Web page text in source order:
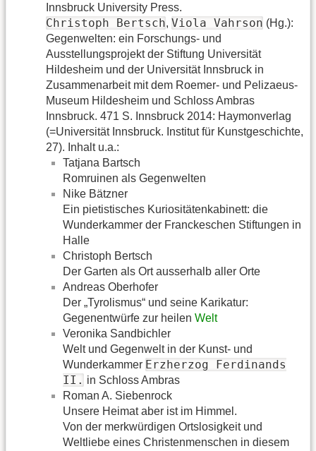
Innsbruck University Press.
Christoph Bertsch, Viola Vahrson (Hg.):
Gegenwelten: ein Forschungs- und
Ausstellungsprojekt der Stiftung Universität
Hildesheim und der Universität Innsbruck in
Zusammenarbeit mit dem Roemer- und Pelizaeus-
Museum Hildesheim und Schloss Ambras
Innsbruck. 471 S. Innsbruck 2014: Haymonverlag
(=Universität Innsbruck. Institut für Kunstgeschichte,
27). Inhalt u.a.:
Tatjana Bartsch
Romruinen als Gegenwelten
Nike Bätzner
Ein pietistisches Kuriositätenkabinett: die
Wunderkammer der Franckeschen Stiftungen in
Halle
Christoph Bertsch
Der Garten als Ort ausserhalb aller Orte
Andreas Oberhofer
Der „Tyrolismus“ und seine Karikatur:
Gegenentwürfe zur heilen Welt
Veronika Sandbichler
Welt und Gegenwelt in der Kunst- und
Wunderkammer Erzherzog Ferdinands
II. in Schloss Ambras
Roman A. Siebenrock
Unsere Heimat aber ist im Himmel.
Von der merkwürdigen Ortslosigkeit und
Weltliebe eines Christenmenschen in diesem